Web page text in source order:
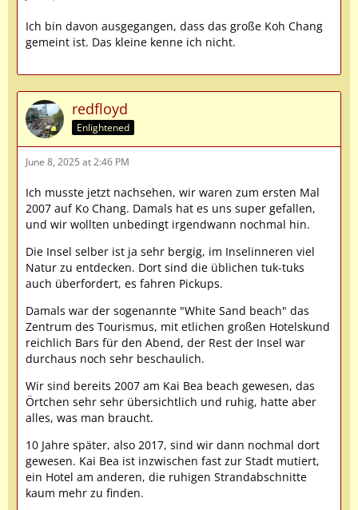
Ich bin davon ausgegangen, dass das große Koh Chang
gemeint ist. Das kleine kenne ich nicht.
redfloyd
Enlightened
June 8, 2025 at 2:46 PM
Ich musste jetzt nachsehen, wir waren zum ersten Mal
2007 auf Ko Chang. Damals hat es uns super gefallen,
und wir wollten unbedingt irgendwann nochmal hin.
Die Insel selber ist ja sehr bergig, im Inselinneren viel
Natur zu entdecken. Dort sind die üblichen tuk-tuks
auch überfordert, es fahren Pickups.
Damals war der sogenannte "White Sand beach" das
Zentrum des Tourismus, mit etlichen großen Hotelskund
reichlich Bars für den Abend, der Rest der Insel war
durchaus noch sehr beschaulich.
Wir sind bereits 2007 am Kai Bea beach gewesen, das
Örtchen sehr sehr übersichtlich und ruhig, hatte aber
alles, was man braucht.
10 Jahre später, also 2017, sind wir dann nochmal dort
gewesen. Kai Bea ist inzwischen fast zur Stadt mutiert,
ein Hotel am anderen, die ruhigen Strandabschnitte
kaum mehr zu finden.